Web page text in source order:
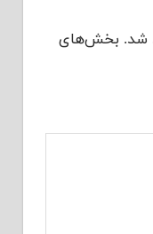
شد. بخش‌های